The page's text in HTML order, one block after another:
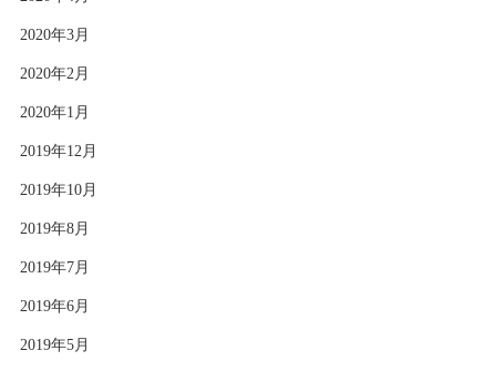
2020年3月
2020年2月
2020年1月
2019年12月
2019年10月
2019年8月
2019年7月
2019年6月
2019年5月